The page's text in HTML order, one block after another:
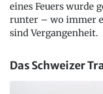
eines Feuers wurde
runter – wo immer
sind Vergangenheit.
Das Schweizer